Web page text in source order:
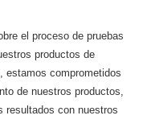
el proceso de pruebas
productos de
estamos comprometidos
de nuestros productos,
resultados con nuestros